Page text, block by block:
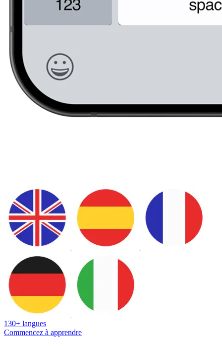
130+ langues
Commencez à apprendre